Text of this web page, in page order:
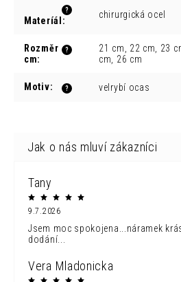
?
Materíál :
chirurgická ocel
?
Rozměr
cm:
21 cm, 22 cm, 23
cm, 26 cm
?
Motiv: velrybí ocas
Tany
9.7.2026
Jsem moc spokojena...náramek
dodání...
Vera Mladonicka